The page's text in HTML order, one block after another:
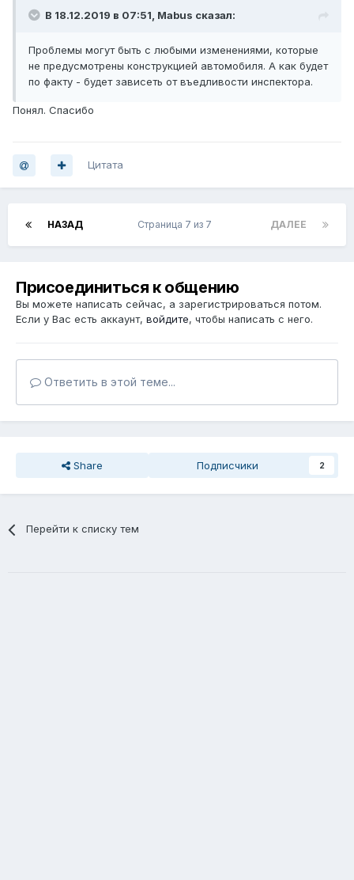
В 18.12.2019 в 07:51, Mabus сказал:
Проблемы могут быть с любыми изменениями, которые
не предусмотрены конструкцией автомобиля. А как будет
по факту - будет зависеть от въедливости инспектора.
Понял. Спасибо
Цитата
НАЗАД ДАЛЕЕ
Страница 7 из 7
Присоединиться к общению
Вы можете написать сейчас, а зарегистрироваться потом.
Если у Вас есть аккаунт, войдите, чтобы написать с него.
Ответить в этой теме...
Share Подписчики 2
Перейти к списку тем